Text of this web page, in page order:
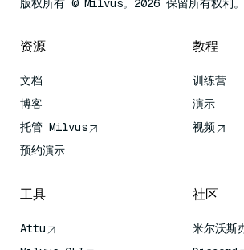
版权所有 © Milvus。2026 保留所有权利。
资源
文档
博客
托管 Milvus
预约演示
教程
训练营
演示
视频
工具
Attu
社区
米尔沃斯